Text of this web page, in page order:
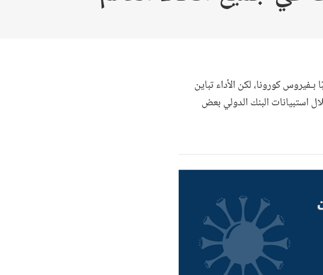
بـفيروس كورونا، لكن الأداء تباين
استبيانات البنك الدولي بعض